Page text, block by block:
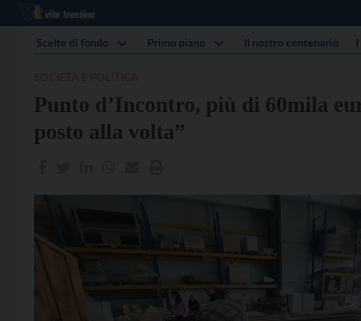
Scelte di fondo Primo piano Il nostro centenario
Punto d’Incontro, più di 60mila
posto alla volta”